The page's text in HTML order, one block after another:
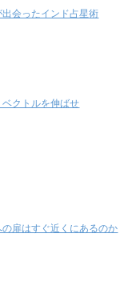
会ったインド占星術
クトルを伸ばせ
扉はすぐ近くにあるのか